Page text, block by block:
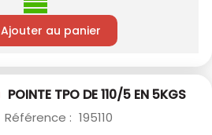
Ajouter au panier
POINTE TPO DE 110/5 EN 5KGS
Référence : 195110